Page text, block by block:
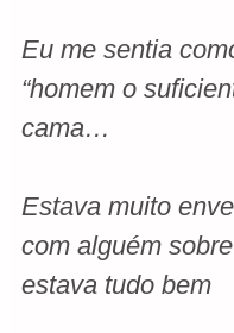
Eu me sentia
“homem o
cama…
Estava muito
com alguém
estava tudo bem